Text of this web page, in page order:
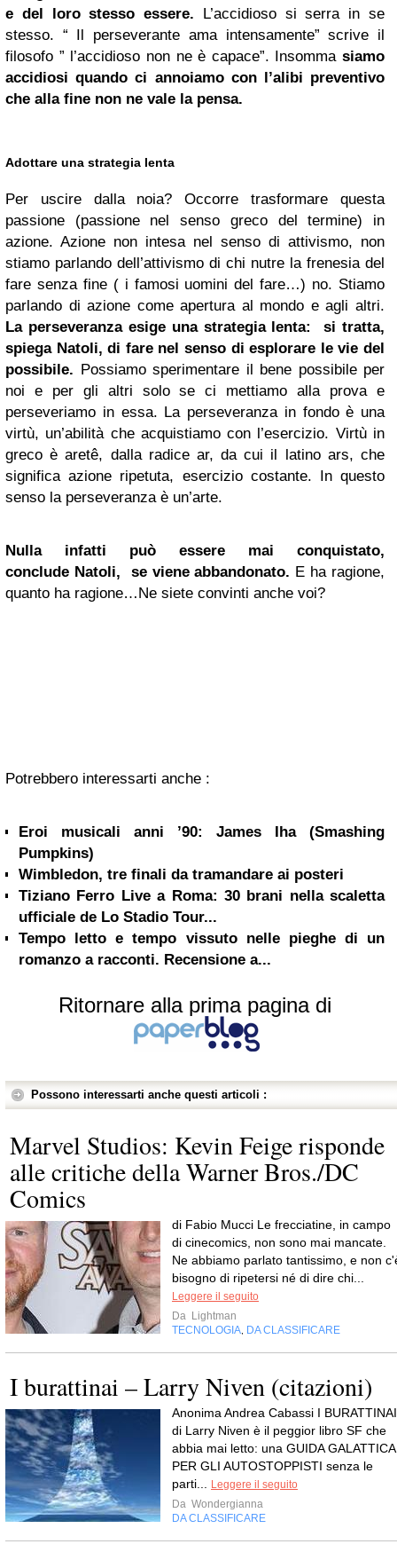
e del loro stesso essere. L’accidioso si serra in se
stesso. “ Il perseverante ama intensamente” scrive il
filosofo ” l’accidioso non ne è capace”. Insomma siamo
accidiosi quando ci annoiamo con l’alibi preventivo
che alla fine non ne vale la pensa.
Adottare una strategia lenta
Per uscire dalla noia? Occorre trasformare questa
passione (passione nel senso greco del termine) in
azione. Azione non intesa nel senso di attivismo, non
stiamo parlando dell’attivismo di chi nutre la frenesia del
fare senza fine ( i famosi uomini del fare…) no. Stiamo
parlando di azione come apertura al mondo e agli altri.
La perseveranza esige una strategia lenta: si tratta,
spiega Natoli, di fare nel senso di esplorare le vie del
possibile.
Possiamo sperimentare il bene possibile per
noi e per gli altri solo se ci mettiamo alla prova e
perseveriamo in essa. La perseveranza in fondo è una
virtù, un’abilità che acquistiamo con l’esercizio. Virtù in
greco è aretê, dalla radice ar, da cui il latino ars, che
significa azione ripetuta, esercizio costante. In questo
senso la perseveranza è un’arte.
Nulla infatti può essere mai conquistato,
conclude Natoli, se viene abbandonato. E ha ragione,
quanto ha ragione…Ne siete convinti anche voi?
Potrebbero interessarti anche :
Eroi musicali anni ’90: James Iha (Smashing
Pumpkins)
Wimbledon, tre finali da tramandare ai posteri
Tiziano Ferro Live a Roma: 30 brani nella scaletta
ufficiale de Lo Stadio Tour...
Tempo letto e tempo vissuto nelle pieghe di un
romanzo a racconti. Recensione a...
Ritornare alla prima pagina di
Possono interessarti anche questi articoli :
Marvel Studios: Kevin Feige risponde
alle critiche della Warner Bros./DC
Comics
di Fabio Mucci Le frecciatine, in campo
di cinecomics, non sono mai mancate.
Ne abbiamo parlato tantissimo, e non
bisogno di ripetersi né di dire chi...
Leggere il seguito
Da Lightman
TECNOLOGIA, DA CLASSIFICARE
I burattinai – Larry Niven (citazioni)
Anonima Andrea Cabassi I BURATTINAI
di Larry Niven è il peggior libro SF che
abbia mai letto: una GUIDA GALATTICA
PER GLI AUTOSTOPPISTI senza le
parti... Leggere il seguito
Da Wondergianna
DA CLASSIFICARE